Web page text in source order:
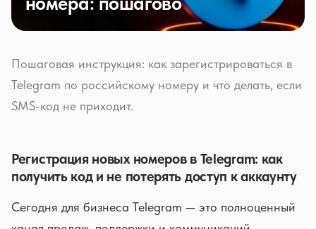
Пошаговая инструкция: как зарегистрироваться в
Telegram по российскому номеру и что делать, если
SMS-код не приходит.
Регистрация новых номеров в Telegram: как
получить код и не потерять доступ к аккаунту
Сегодня для бизнеса Telegram — это полноценный